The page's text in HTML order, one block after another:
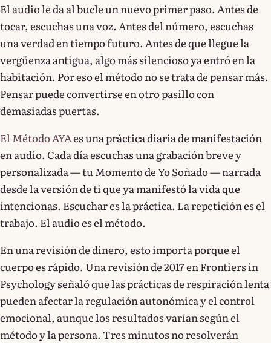
El audio le da al bucle un nuevo primer paso. Antes de
tocar, escuchas una voz. Antes del número, escuchas
una verdad en tiempo futuro. Antes de que llegue la
vergüenza antigua, algo más silencioso ya entró en la
habitación. Por eso el método no se trata de pensar más.
Pensar puede convertirse en otro pasillo con
demasiadas puertas.
El Método AYAes una práctica diaria de manifestación
en audio. Cada día escuchas una grabación breve y
personalizada — tu Momento de Yo Soñado — narrada
desde la versión de ti que ya manifestó la vida que
intencionas. Escuchar es la práctica. La repetición es el
trabajo. El audio es el método.
En una revisión de dinero, esto importa porque el
cuerpo es rápido. Una revisión de 2017 en Frontiers in
Psychology señaló que las prácticas de respiración lenta
pueden afectar la regulación autonómica y el control
emocional, aunque los resultados varían según el
método y la persona. Tres minutos no resolverán